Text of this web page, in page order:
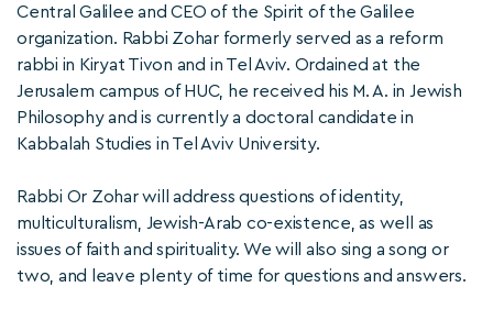
Central Galilee and CEO of the Spirit of the Galilee
organization. Rabbi Zohar formerly served as a reform
rabbi in Kiryat Tivon and in Tel Aviv. Ordained at the
Jerusalem campus of HUC, he received his M. A. in Jewish
Philosophy and is currently a doctoral candidate in
Kabbalah Studies in Tel Aviv University.
Rabbi Or Zohar will address questions of identity,
multiculturalism, Jewish-Arab co-existence, as well as
issues of faith and spirituality. We will also sing a song or
two, and leave plenty of time for questions and answers.